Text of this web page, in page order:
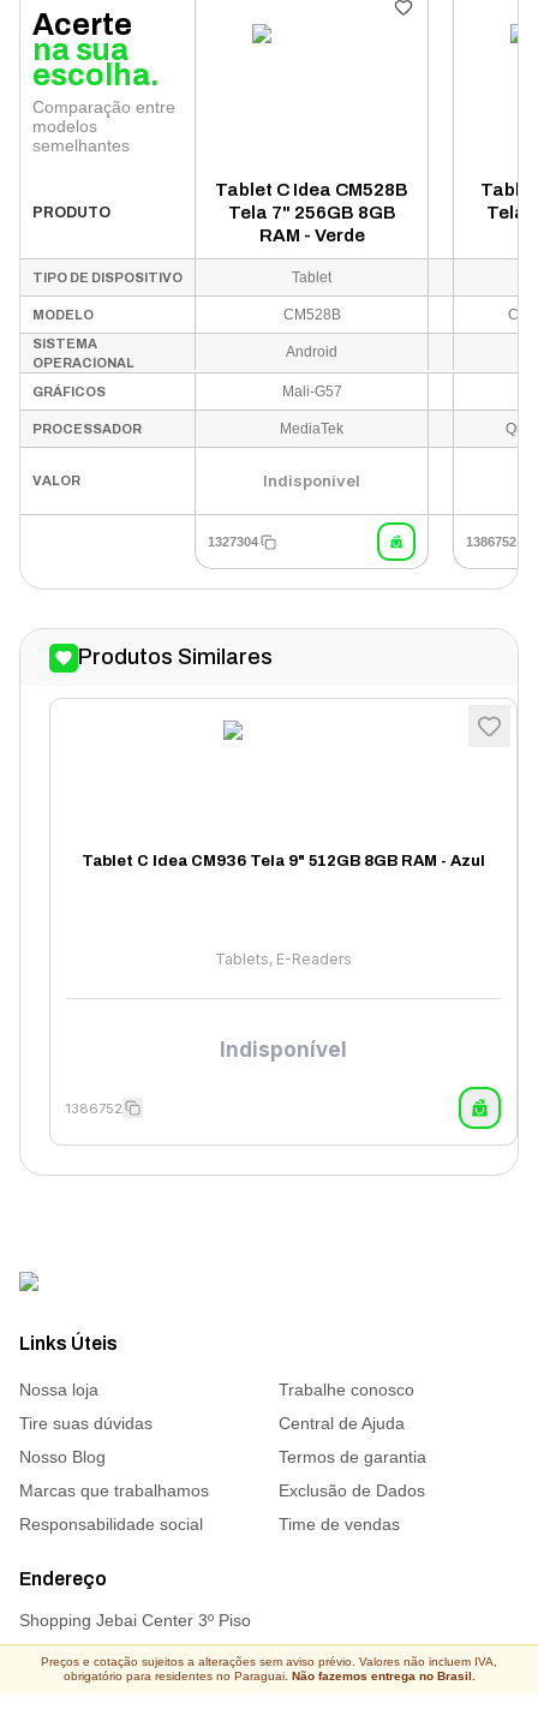
Acerte
na sua
escolha.
Comparação entre
modelos
semelhantes
PRODUTO
Tablet C Idea CM528B
Tela 7" 256GB 8GB
RAM - Verde
Tablet
Tela
TIPO DE DISPOSITIVO Tablet
MODELO CM528B C
SISTEMA
OPERACIONAL
Android
GRÁFICOS Mali-G57
PROCESSADOR MediaTek
VALOR Indisponível
1327304 1386752
Produtos Similares
Tablet C Idea CM936 Tela 9" 512GB 8GB RAM - Azul
Tablets, E-Readers
Indisponível
1386752
Links Úteis
Nossa loja
Trabalhe conosco
Tire suas dúvidas
Central de Ajuda
Nosso Blog
Termos de garantia
Marcas que trabalhamos
Exclusão de Dados
Responsabilidade social
Time de vendas
Endereço
Shopping Jebai Center 3º Piso
Preços e cotação sujeitos a alterações sem aviso prévio. Valores não incluem IVA,
obrigatório para residentes no Paraguai. Não fazemos entrega no Brasil.